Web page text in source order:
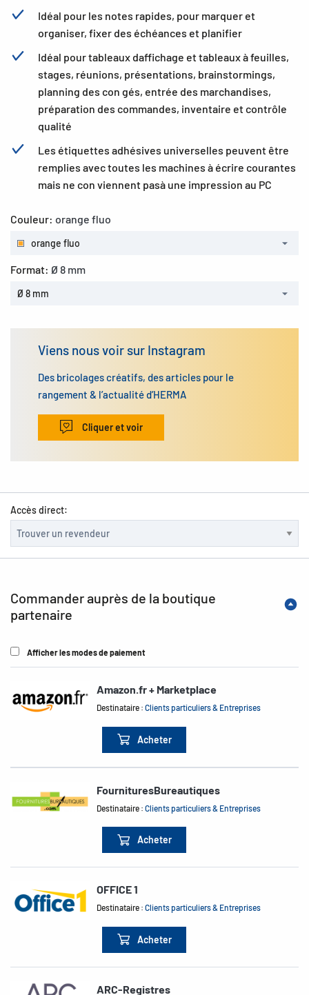
Idéal pour les notes rapides, pour marquer et
organiser, fixer des échéances et planifier
Idéal pour tableaux daffichage et tableaux à feuilles,
stages, réunions, présentations, brainstormings,
planning des con gés, entrée des marchandises,
préparation des commandes, inventaire et contrôle
qualité
Les étiquettes adhésives universelles peuvent être
remplies avec toutes les machines à écrire courantes
mais ne con viennent pasà une impression au PC
Couleur: orange fluo
orange fluo
Format: Ø 8 mm
Ø 8 mm
Viens nous voir sur Instagram
Des bricolages créatifs, des articles pour le
rangement & l’actualité d’HERMA
Cliquer et voir
Accès direct:
Commander auprès de la boutique
partenaire
Afficher les modes de paiement
Amazon.fr + Marketplace
Destinataire :Clients particuliers & Entreprises
Acheter
FournituresBureautiques
Destinataire :Clients particuliers & Entreprises
Acheter
OFFICE 1
Destinataire :Clients particuliers & Entreprises
Acheter
ARC-Registres